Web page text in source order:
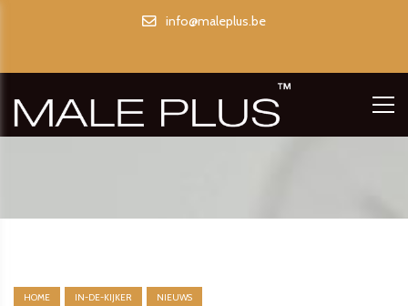
info@maleplus.be
HOME IN-DE-KIJKER NIEUWS